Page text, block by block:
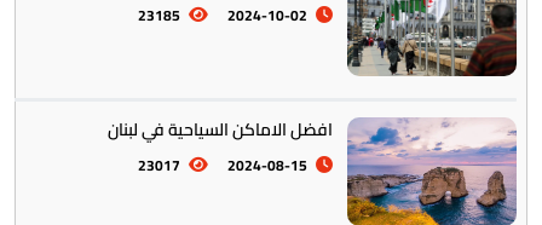
2024-10-02
23185
افضل الاماكن السياحية في لبنان
2024-08-15
23017